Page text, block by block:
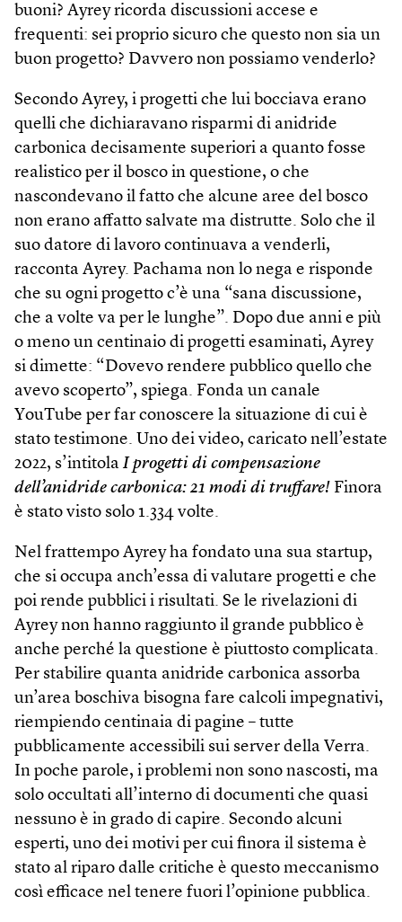
buoni? Ayrey ricorda discussioni accese e
frequenti: sei proprio sicuro che questo non sia un
buon progetto? Davvero non possiamo venderlo?
Secondo Ayrey, i progetti che lui bocciava erano
quelli che dichiaravano risparmi di anidride
carbonica decisamente superiori a quanto fosse
realistico per il bosco in questione, o che
nascondevano il fatto che alcune aree del bosco
non erano affatto salvate ma distrutte. Solo che il
suo datore di lavoro continuava a venderli,
racconta Ayrey. Pachama non lo nega e risponde
che su ogni progetto c’è una “sana discussione,
che a volte va per le lunghe”. Dopo due anni e più
o meno un centinaio di progetti esaminati, Ayrey
si dimette: “Dovevo rendere pubblico quello che
avevo scoperto”, spiega. Fonda un canale
YouTube per far conoscere la situazione di cui è
stato testimone. Uno dei video, caricato nell’estate
2022, s’intitola I progetti di compensazione
dell’anidride carbonica: 21 modi di truffare! Finora
è stato visto solo 1.334 volte.
Nel frattempo Ayrey ha fondato una sua startup,
che si occupa anch’essa di valutare progetti e che
poi rende pubblici i risultati. Se le rivelazioni di
Ayrey non hanno raggiunto il grande pubblico è
anche perché la questione è piuttosto complicata.
Per stabilire quanta anidride carbonica assorba
un’area boschiva bisogna fare calcoli impegnativi,
riempiendo centinaia di pagine – tutte
pubblicamente accessibili sui server della Verra.
In poche parole, i problemi non sono nascosti, ma
solo occultati all’interno di documenti che quasi
nessuno è in grado di capire. Secondo alcuni
esperti, uno dei motivi per cui finora il sistema è
stato al riparo dalle critiche è questo meccanismo
così efficace nel tenere fuori l’opinione pubblica.